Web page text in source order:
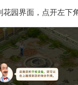
花园界面，点开左下